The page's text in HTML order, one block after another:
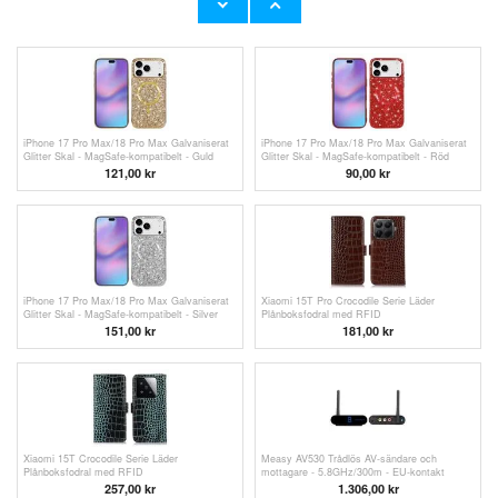
iPhone 17 Pro Max/18 Pro Max Galvaniserat
Glitter Skal - MagSafe-kompatibelt - Guld
121,00 kr
iPhone 17 Pro Max/18 Pro Max Galvaniserat
Glitter Skal - MagSafe-kompatibelt - Röd
90,00 kr
iPhone 17 Pro Max/18 Pro Max Galvaniserat
Glitter Skal - MagSafe-kompatibelt - Silver
151,00 kr
Xiaomi 15T Pro Crocodile Serie Läder
Plånboksfodral med RFID
181,00 kr
Xiaomi 15T Crocodile Serie Läder
Plånboksfodral med RFID
257,00 kr
Measy AV530 Trådlös AV-sändare och
mottagare - 5.8GHz/300m - EU-kontakt
1.306,00 kr